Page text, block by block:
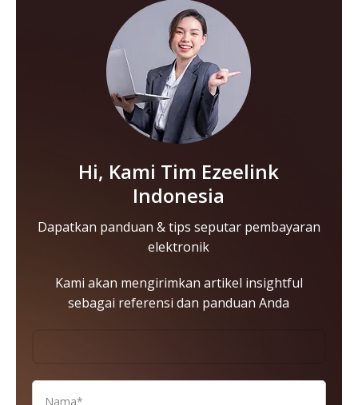
Hi, Kami Tim Ezeelink
Indonesia
Dapatkan panduan & tips seputar pembayaran
elektronik
Kami akan mengirimkan artikel insightful
sebagai referensi dan panduan Anda